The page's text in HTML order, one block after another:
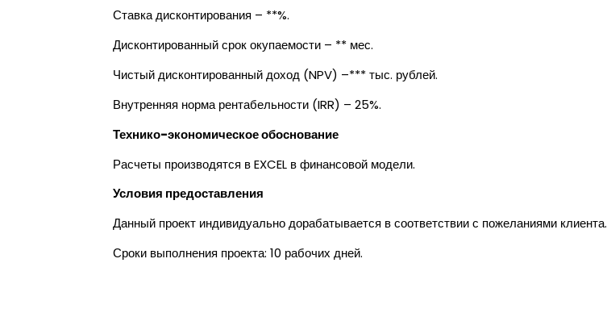
Ставка дисконтирования – **%.
Дисконтированный срок окупаемости – ** мес.
Чистый дисконтированный доход (NPV) –*** тыс. рублей.
Внутренняя норма рентабельности (IRR) – 25%.
Технико-экономическое обоснование
Расчеты производятся в EXCEL в финансовой модели.
Условия предоставления
Данный проект индивидуально дорабатывается в соответствии с пожеланиями клиента.
Сроки выполнения проекта: 10 рабочих дней.